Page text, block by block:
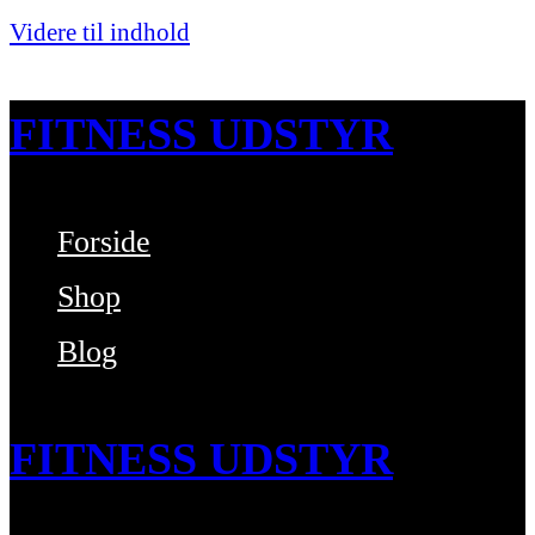
Videre til indhold
FITNESS UDSTYR
Bare endnu et fitness websted
Forside
Shop
Blog
FITNESS UDSTYR